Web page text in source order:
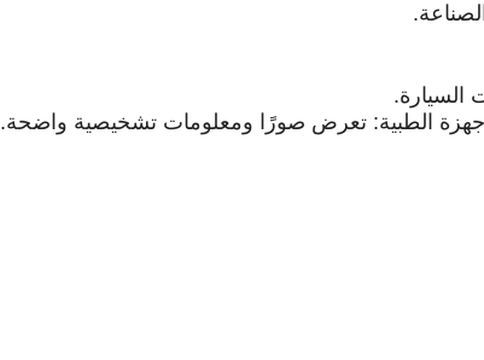
السيارة.
الطبية: تعرض صورًا ومعلومات تشخيصية واضحة.